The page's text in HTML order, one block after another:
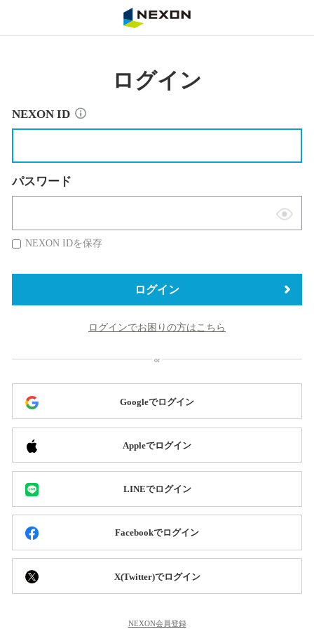
ログイン
NEXON ID
パスワード
表
替
NEXON IDを保存
ログイン
ログインでお困りの方はこちら
Googleでログイン
Appleでログイン
LINEでログイン
Facebookでログイン
X(Twitter)でログイン
NEXON会員登録